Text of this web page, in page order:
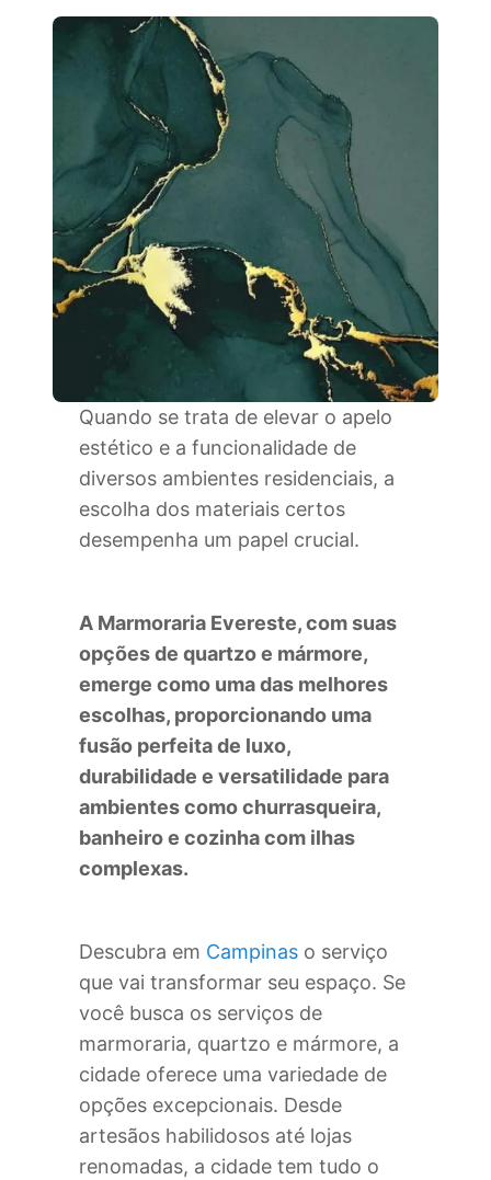
Quando se trata de elevar o apelo
estético e a funcionalidade de
diversos ambientes residenciais, a
escolha dos materiais certos
desempenha um papel crucial.
A Marmoraria Evereste, com suas
opções de quartzo e mármore,
emerge como uma das melhores
escolhas, proporcionando uma
fusão perfeita de luxo,
durabilidade e versatilidade para
ambientes como churrasqueira,
banheiro e cozinha com ilhas
complexas.
Descubra em Campinas o serviço
que vai transformar seu espaço. Se
você busca os serviços de
marmoraria, quartzo e mármore, a
cidade oferece uma variedade de
opções excepcionais. Desde
artesãos habilidosos até lojas
renomadas, a cidade tem tudo o